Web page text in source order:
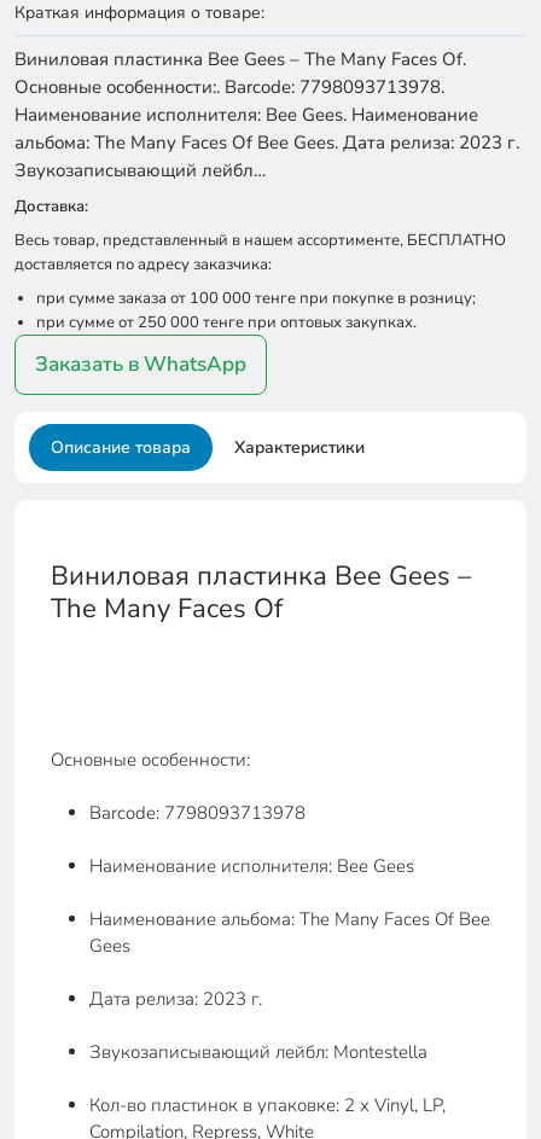
Краткая информация о товаре:
Виниловая пластинка Bee Gees – The Many Faces Of.
Основные особенности:. Barcode: 7798093713978.
Наименование исполнителя: Bee Gees. Наименование
альбома: The Many Faces Of Bee Gees. Дата релиза: 2023 г.
Звукозаписывающий лейбл…
Доставка:
Весь товар, представленный в нашем ассортименте, БЕСПЛАТНО
доставляется по адресу заказчика:
при сумме заказа от 100 000 тенге при покупке в розницу;
при сумме от 250 000 тенге при оптовых закупках.
Заказать в WhatsApp
Описание товара Характеристики
Виниловая пластинка Bee Gees –
The Many Faces Of
Основные особенности:
Barcode: 7798093713978
Наименование исполнителя: Bee Gees
Наименование альбома: The Many Faces Of Bee
Gees
Дата релиза: 2023 г.
Звукозаписывающий лейбл: Montestella
Кол-во пластинок в упаковке: 2 x Vinyl, LP,
Compilation, Repress, White